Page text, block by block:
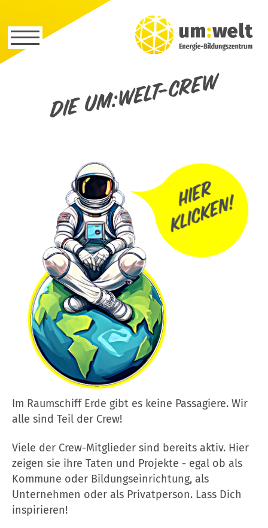
Die um:welt-Crew
Im Raumschiff Erde gibt es keine Passagiere. Wir
alle sind Teil der Crew!
Viele der Crew-Mitglieder sind bereits aktiv. Hier
zeigen sie ihre Taten und Projekte - egal ob als
Kommune oder Bildungseinrichtung, als
Unternehmen oder als Privatperson. Lass Dich
inspirieren!